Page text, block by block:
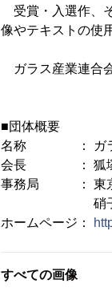
受賞・入選作、
像やテキストの使
ガラス産業連合
■団体概要
名称 ： ガラス
会長 ： 狐塚
事務局 ： 東京都
硝子繊維
ホームページ：
すべての画像